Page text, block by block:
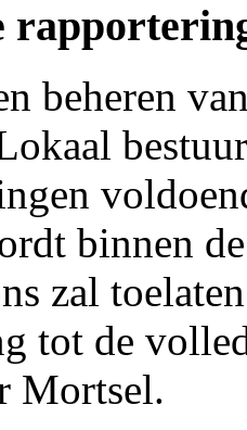
beheren
binnen
zal
tot de
Mortsel.